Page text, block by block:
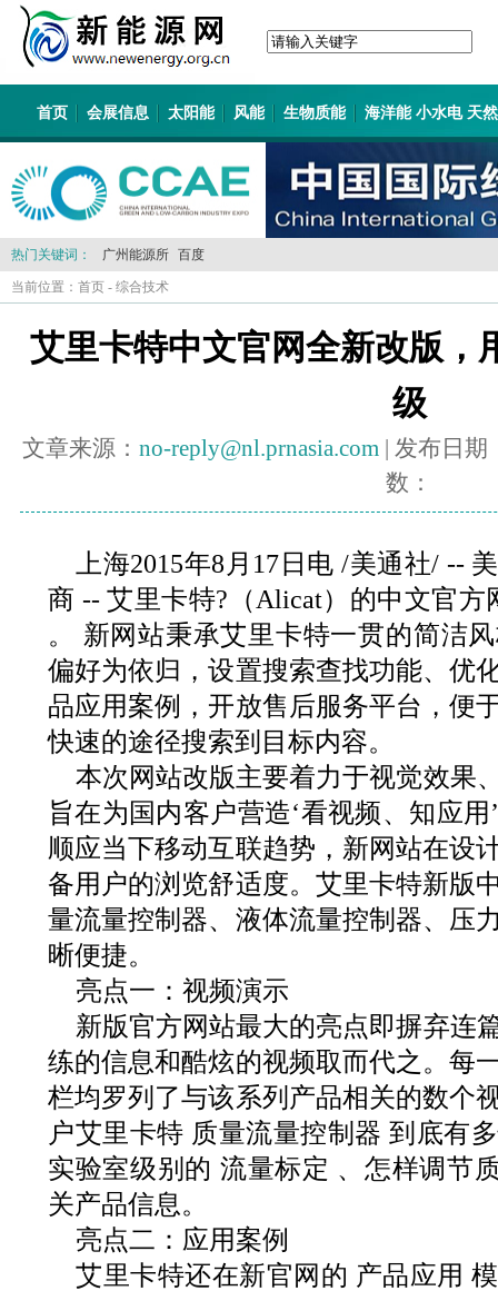
首页 会展信息 太阳能 风能 生物质能 海洋能 小水电 天
热门关键词： 广州能源所 百度
当前位置： 首页 - 综合技术
艾里卡特中文官网全新改版，
级
文章来源： no-reply@nl.prnasia.com | 发布日期
数：
上海2015年8月17日电 /美通社/ --
商 -- 艾里卡特?（Alicat）的中文官方
。 新网站秉承艾里卡特一贯的简洁
偏好为依归，设置搜索查找功能、优
品应用案例，开放售后服务平台，便
快速的途径搜索到目标内容。
本次网站改版主要着力于视觉效果
旨在为国内客户营造‘看视频、知应
顺应当下移动互联趋势，新网站在设
备用户的浏览舒适度。艾里卡特新版
量流量控制器、液体流量控制器、压
晰便捷。
亮点一：视频演示
新版官方网站最大的亮点即摒弃连
练的信息和酷炫的视频取而代之。每
栏均罗列了与该系列产品相关的数个
户艾里卡特 质量流量控制器 到底有
实验室级别的 流量标定 、怎样调节
关产品信息。
亮点二：应用案例
艾里卡特还在新官网的 产品应用